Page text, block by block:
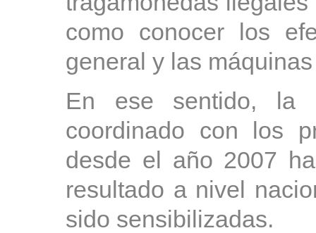
como conocer los
general y las
En ese sentido, la
coordinado con los
desde el año 2007
resultado a nivel
sido sensibilizadas.